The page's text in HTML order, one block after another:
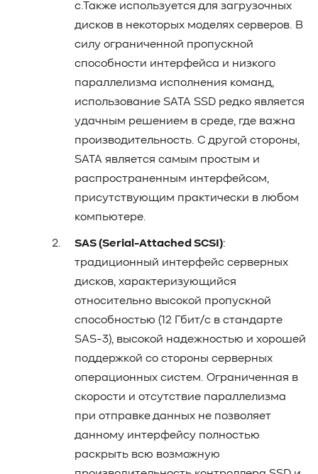
с.Также используется для загрузочных
дисков в некоторых моделях серверов. В
силу ограниченной пропускной
способности интерфейса и низкого
параллелизма исполнения команд,
использование SATA SSD редко является
удачным решением в среде, где важна
производительность. С другой стороны,
SATA является самым простым и
распространенным интерфейсом,
присутствующим практически в любом
компьютере.
SAS (Serial-Attached SCSI):
традиционный интерфейс серверных
дисков, характеризующийся
относительно высокой пропускной
способностью (12 Гбит/с в стандарте
SAS-3), высокой надежностью и хорошей
поддержкой со стороны серверных
операционных систем. Ограниченная в
скорости и отсутствие параллелизма
при отправке данных не позволяет
данному интерфейсу полностью
раскрыть всю возможную